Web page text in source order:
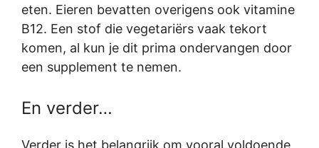
eten. Eieren bevatten overigens ook vitamine
B12. Een stof die vegetariërs vaak tekort
komen, al kun je dit prima ondervangen door
een supplement te nemen.
En verder…
Verder is het belangrijk om vooral voldoende